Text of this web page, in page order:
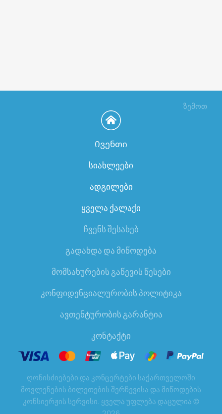
ზემოთ
Ივენთი
სიახლეები
ადგილები
ყველა ქალაქი
ჩვენს შესახებ
გადახდა და მიწოდება
მომსახურების გაწევის წესები
კონფიდენციალურობის პოლიტიკა
ავთენტურობის გარანტია
კონტაქტი
ღონისძიებები და კონცერტები საქართველოში
მოვლენების ბილეთების შერჩევისა და მიწოდების
კონსიერჟის სერვისი. ყველა უფლება დაცულია©